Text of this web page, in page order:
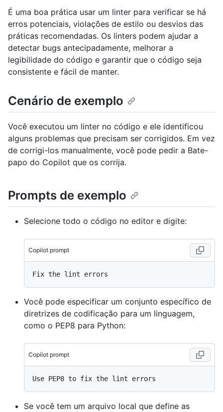
É uma boa prática usar um linter para verificar se há
erros potenciais, violações de estilo ou desvios das
práticas recomendadas. Os linters podem ajudar a
detectar bugs antecipadamente, melhorar a
legibilidade do código e garantir que o código seja
consistente e fácil de manter.
Cenário de exemplo
Você executou um linter no código e ele identificou
alguns problemas que precisam ser corrigidos. Em vez
de corrigi-los manualmente, você pode pedir a Bate-
papo do Copilot que os corrija.
Prompts de exemplo
Selecione todo o código no editor e digite:
Copilot prompt
Você pode especificar um conjunto específico de
diretrizes de codificação para um linguagem,
como o PEP8 para Python:
Copilot prompt
Se você tem um arquivo local que define as